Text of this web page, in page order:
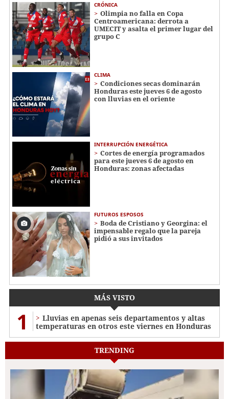
CRÓNICA
Olimpia no falla en Copa
Centroamericana: derrota a
UMECIT y asalta el primer lugar del
grupo C
CLIMA
Condiciones secas dominarán
Honduras este jueves 6 de agosto
con lluvias en el oriente
INTERRUPCIÓN ENERGÉTICA
Cortes de energía programados
para este jueves 6 de agosto en
Honduras: zonas afectadas
FUTUROS ESPOSOS
Boda de Cristiano y Georgina: el
impensable regalo que la pareja
pidió a sus invitados
MÁS VISTO
1
Lluvias en apenas seis departamentos y altas
temperaturas en otros este viernes en Honduras
TRENDING